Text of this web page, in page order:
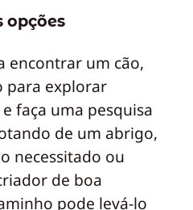
opções
encontrar um cão,
para explorar
faça uma pesquisa
de um abrigo,
necessitado ou
de boa
pode levá-lo